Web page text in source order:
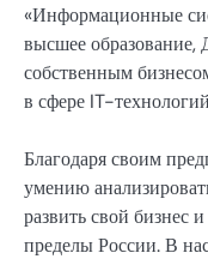
«Информационные
высшее образование,
собственным
в сфере IT-
Благодаря своим
умению
развить свой бизнес
пределы России. В